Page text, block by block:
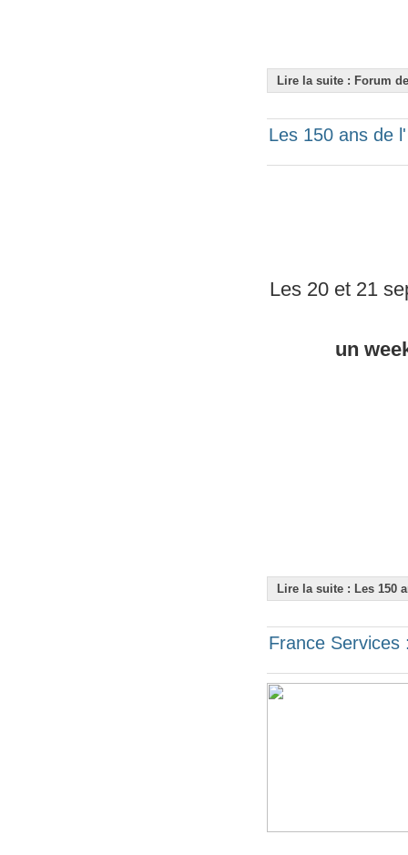
Lire la suite : Forum
Les 150 ans de
Les 20 et 21
un
Lire la suite : Les 150
France Services